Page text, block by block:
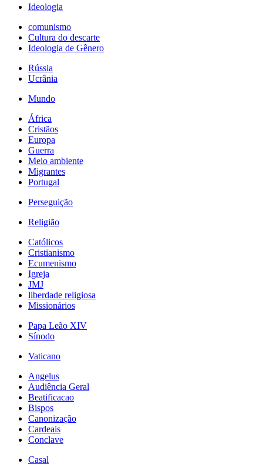
Ideologia
comunismo
Cultura do descarte
Ideologia de Gênero
Rússia
Ucrânia
Mundo
África
Cristãos
Europa
Guerra
Meio ambiente
Migrantes
Portugal
Perseguição
Religião
Católicos
Cristianismo
Ecumenismo
Igreja
JMJ
liberdade religiosa
Missionários
Papa Leão XIV
Sínodo
Vaticano
Angelus
Audiência Geral
Beatificacao
Bispos
Canonização
Cardeais
Conclave
Casal